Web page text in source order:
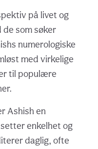
på livet og
som søker
numerologiske
med virkelige
til populære
Ashish en
enkelhet og
daglig, ofte